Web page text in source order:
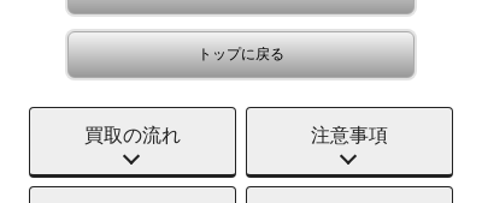
トップに戻る
買取の流れ 注意事項